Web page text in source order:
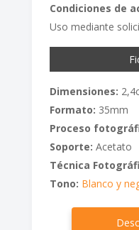
Condiciones de
Uso mediante
Dimensiones:
Formato: 35mm
Proceso
Soporte: Acetato
Técnica
Tono: Blanco y